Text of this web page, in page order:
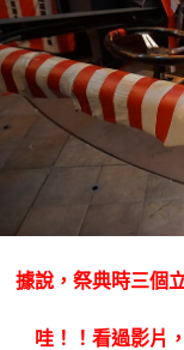
據說，祭典時三個
哇！！看過影片